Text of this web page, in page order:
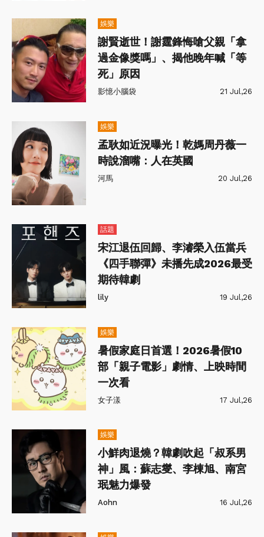
娛樂
謝賢逝世！謝霆鋒悔嗆父親「拿
過金像獎嗎」、揭他晚年喊「等
死」原因
影憶小腦袋 21 Jul,26
娛樂
孟耿如近況曝光！乾媽周丹薇一
時說溜嘴：人在英國
河馬 20 Jul,26
話題
宋江退伍回歸、李濬榮入伍當兵
《四手聯彈》未播先成2026最受
期待韓劇
lily 19 Jul,26
娛樂
暑假家庭日首選！2026暑假10
部「親子電影」劇情、上映時間
一次看
女子漾 17 Jul,26
娛樂
小鮮肉退燒？韓劇吹起「叔系男
神」風：蘇志燮、李棟旭、南宮
珉魅力爆發
Aohn 16 Jul,26